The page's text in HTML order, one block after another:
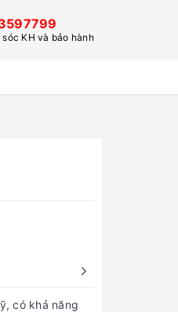
sóc KH và bảo hành
có khả năng